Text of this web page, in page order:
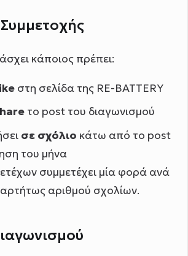
κάποιος πρέπει:
στη σελίδα της RE-BATTERY
το post του διαγωνισμού
σε σχόλιο κάτω από το post
του μήνα
συμμετέχει μία φορά ανά
αριθμού σχολίων.